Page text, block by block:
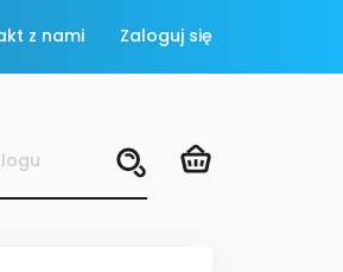
z nami Zaloguj się